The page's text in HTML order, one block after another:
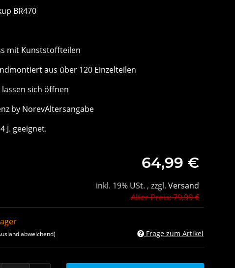
BR470
mit Kunststoffteilen
aus über 120 Einzelteilen
sich öffnen
by NorevAltersangabe
J. geeignet.
64,99 €
inkl. 19% USt. , zzgl. Versand
Alter Preis: 79,99 €
abweichend) Frage zum Artikel